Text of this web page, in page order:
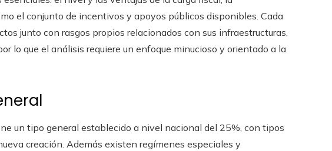
el conjunto de incentivos y apoyos públicos disponibles. Cada
junto con rasgos propios relacionados con sus infraestructuras,
lo que el análisis requiere un enfoque minucioso y orientado a la
un tipo general establecido a nivel nacional del 25%, con tipos
creación. Además existen regímenes especiales y